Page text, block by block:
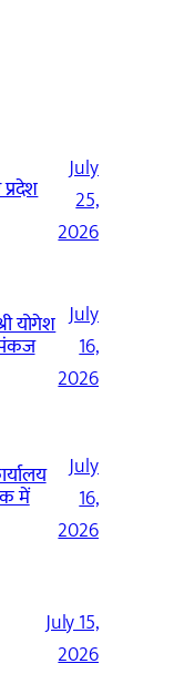
July
25,
2026
योगेश
पंकज
July
16,
2026
में
July
16,
2026
July 15,
2026